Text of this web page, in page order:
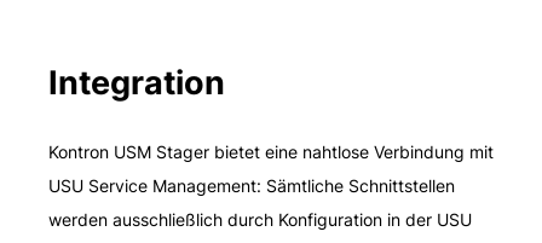
Integration
Kontron USM Stager bietet eine nahtlose Verbindung mit
USU Service Management: Sämtliche Schnittstellen
werden ausschließlich durch Konfiguration in der USU